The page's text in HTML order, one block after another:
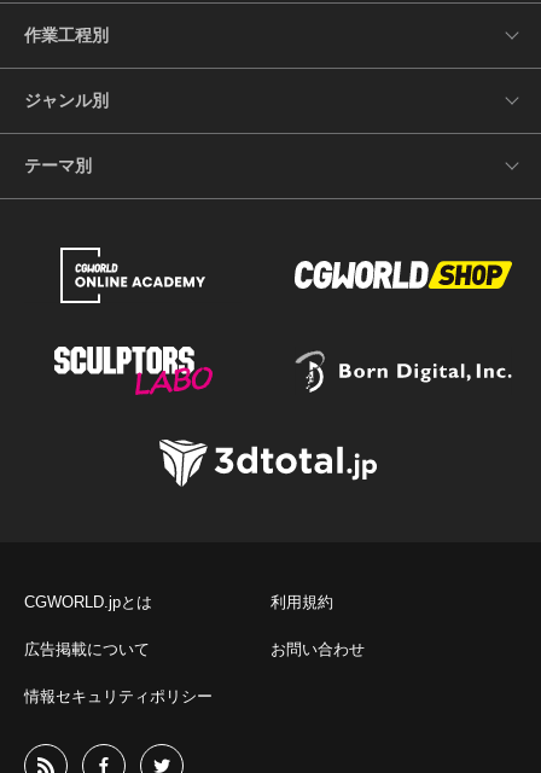
作業工程別
ジャンル別
テーマ別
CGWORLD.jpとは 利用規約
広告掲載について お問い合わせ
情報セキュリティポリシー